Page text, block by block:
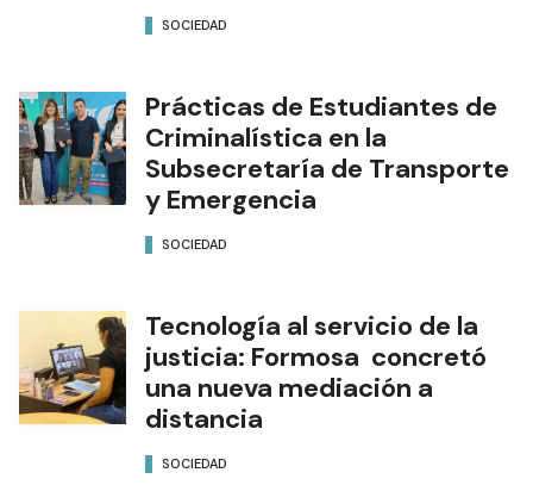
SOCIEDAD
Prácticas de Estudiantes de
Criminalística en la
Subsecretaría de Transporte
y Emergencia
SOCIEDAD
Tecnología al servicio de la
justicia: Formosa concretó
una nueva mediación a
distancia
SOCIEDAD